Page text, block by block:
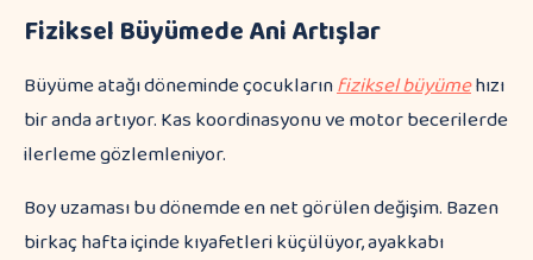
Fiziksel Büyümede Ani Artışlar
Büyüme atağı döneminde çocuklarınfiziksel büyümehızı
bir anda artıyor. Kas koordinasyonu ve motor becerilerde
ilerleme gözlemleniyor.
Boy uzaması bu dönemde en net görülen değişim. Bazen
birkaç hafta içinde kıyafetleri küçülüyor, ayakkabı